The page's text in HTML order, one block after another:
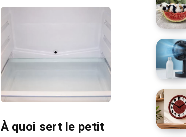
À quoi sert le petit